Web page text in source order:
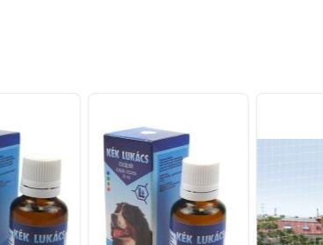
működését, méregteleníti a szervezetet.